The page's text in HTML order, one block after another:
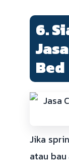
6.
Bed
Jika
atau bau